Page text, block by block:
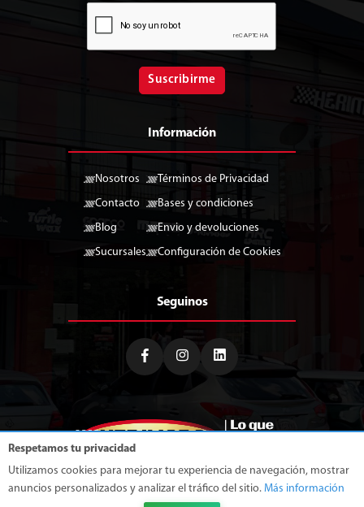
Suscribirme
Información
Nosotros
Contacto
Blog
Sucursales
Términos de Privacidad
Bases y condiciones
Envio y devoluciones
Configuración de Cookies
Seguinos
Respetamos tu privacidad
Utilizamos cookies para mejorar tu experiencia de navegación, mostrar
anuncios personalizados y analizar el tráfico del sitio. Más información